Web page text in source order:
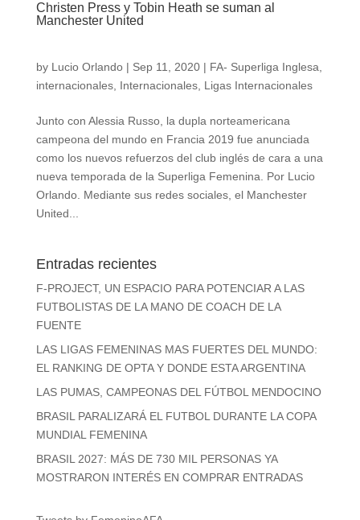
Christen Press y Tobin Heath se suman al
Manchester United
by Lucio Orlando| Sep 11, 2020| FA- Superliga Inglesa
internacionales, Internacionales, Ligas Internacionales
Junto con Alessia Russo, la dupla norteamericana
campeona del mundo en Francia 2019 fue anunciada
como los nuevos refuerzos del club inglés de cara a una
nueva temporada de la Superliga Femenina. Por Lucio
Orlando. Mediante sus redes sociales, el Manchester
United...
Entradas recientes
F-PROJECT, UN ESPACIO PARA POTENCIAR A LAS
FUTBOLISTAS DE LA MANO DE COACH DE LA
FUENTE
LAS LIGAS FEMENINAS MAS FUERTES DEL MUNDO:
EL RANKING DE OPTA Y DONDE ESTA ARGENTINA
LAS PUMAS, CAMPEONAS DEL FÚTBOL MENDOCINO
BRASIL PARALIZARÁ EL FUTBOL DURANTE LA COPA
MUNDIAL FEMENINA
BRASIL 2027: MÁS DE 730 MIL PERSONAS YA
MOSTRARON INTERÉS EN COMPRAR ENTRADAS